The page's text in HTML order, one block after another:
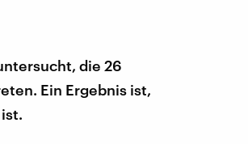
die 26
Ein Ergebnis ist,